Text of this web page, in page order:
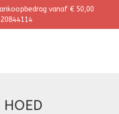
vanaf € 50,00
HOED